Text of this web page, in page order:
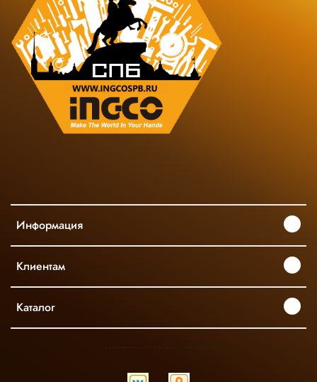
Информация
Клиентам
Каталог